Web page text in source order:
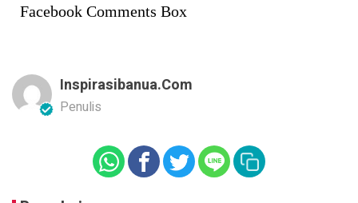
Facebook Comments Box
Inspirasibanua.com
Penulis